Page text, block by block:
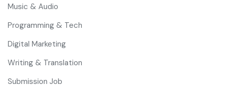
Music & Audio
Programming & Tech
Digital Marketing
Writing & Translation
Submission Job